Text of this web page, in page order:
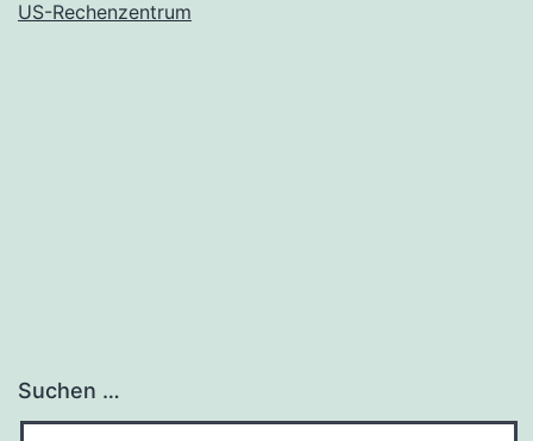
US-Rechenzentrum
Suchen …